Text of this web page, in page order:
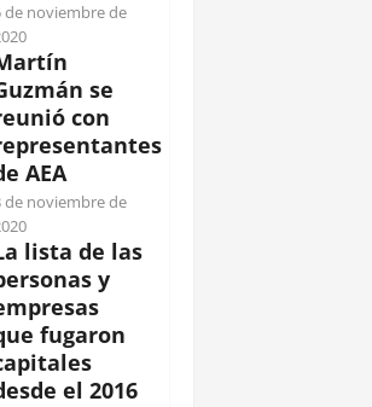
de noviembre de
se
con
AEA
de noviembre de
lista de las
y
fugaron
el 2016